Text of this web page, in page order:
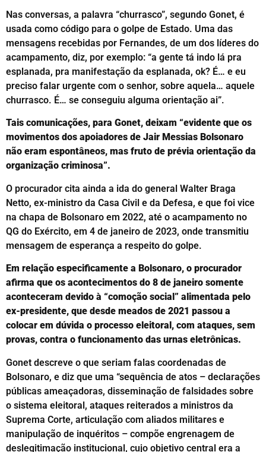
Nas conversas, a palavra “churrasco”, segundo Gonet, é
usada como código para o golpe de Estado. Uma das
mensagens recebidas por Fernandes, de um dos líderes do
acampamento, diz, por exemplo: “a gente tá indo lá pra
esplanada, pra manifestação da esplanada, ok? É… e eu
preciso falar urgente com o senhor, sobre aquela… aquele
churrasco. É… se conseguiu alguma orientação ai”.
Tais comunicações, para Gonet, deixam “evidente que os
movimentos dos apoiadores de Jair Messias Bolsonaro
não eram espontâneos, mas fruto de prévia orientação da
organização criminosa”.
O procurador cita ainda a ida do general Walter Braga
Netto, ex-ministro da Casa Civil e da Defesa, e que foi vice
na chapa de Bolsonaro em 2022, até o acampamento no
QG do Exército, em 4 de janeiro de 2023, onde transmitiu
mensagem de esperança a respeito do golpe.
Em relação especificamente a Bolsonaro, o procurador
afirma que os acontecimentos do 8 de janeiro somente
aconteceram devido à “comoção social” alimentada pelo
ex-presidente, que desde meados de 2021 passou a
colocar em dúvida o processo eleitoral, com ataques, sem
provas, contra o funcionamento das urnas eletrônicas.
Gonet descreve o que seriam falas coordenadas de
Bolsonaro, e diz que uma “sequência de atos – declarações
públicas ameaçadoras, disseminação de falsidades sobre
o sistema eleitoral, ataques reiterados a ministros da
Suprema Corte, articulação com aliados militares e
manipulação de inquéritos – compõe engrenagem de
deslegitimação institucional, cujo objetivo central era a